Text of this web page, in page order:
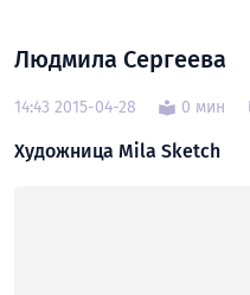
Людмила Сергеева
14:43 2015-04-28 0 мин
Художница Mila Sketch